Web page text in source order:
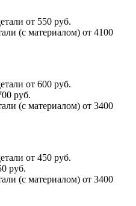
от 550 руб.
(с материалом) от 4100
от 600 руб.
руб.
(с материалом) от 3400
от 450 руб.
руб.
(с материалом) от 3400